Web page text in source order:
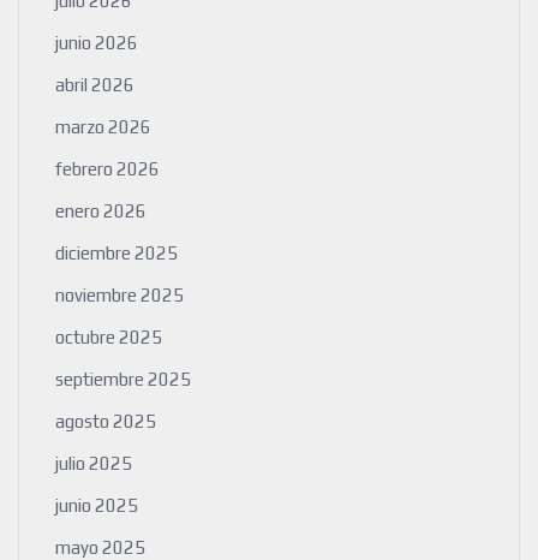
junio 2026
abril 2026
marzo 2026
febrero 2026
enero 2026
diciembre 2025
noviembre 2025
octubre 2025
septiembre 2025
agosto 2025
julio 2025
junio 2025
mayo 2025